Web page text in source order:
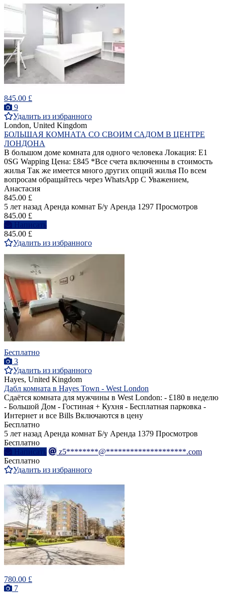
845.00 £
9
Удалить из избранного
London, United Kingdom
БОЛЬШАЯ КОМНАТА СО СВОИМ САДОМ В ЦЕНТРЕ
ЛОНДОНА
В большом доме комната для одного человека Локация: E1
0SG Wapping Цена: £845 *Все счета включенны в стоимость
жилья Так же имеется много других опций жилья По всем
вопросам обращайтесь через WhatsApp С Уважением,
Анастасия
845.00 £
5 лет назад Аренда комнат Б/у Аренда 1297 Просмотров
845.00 £
Написать
845.00 £
Удалить из избранного
Бесплатно
3
Удалить из избранного
Hayes, United Kingdom
Дабл комната в Hayes Town - West London
Сдаётся комната для мужчины в West London: - £180 в неделю
- Большой Дом - Гостиная + Кухня - Бесплатная парковка -
Интернет и все Bills Включаются в цену
Бесплатно
5 лет назад Аренда комнат Б/у Аренда 1379 Просмотров
Бесплатно
Написать
z5********@********************.com
Бесплатно
Удалить из избранного
780.00 £
7